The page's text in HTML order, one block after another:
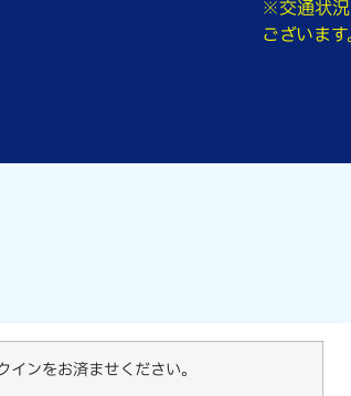
※交通状
ございま
ンをお済ませください。